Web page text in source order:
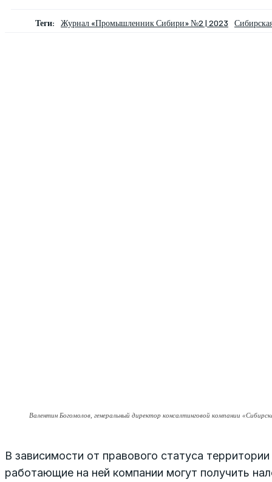
Теги: Журнал «Промышленник Сибири» №2 | 2023
Валентин Богомолов, генеральный директор консалтинговой компании
В зависимости от правового статуса
работающие на ней компании могут получить